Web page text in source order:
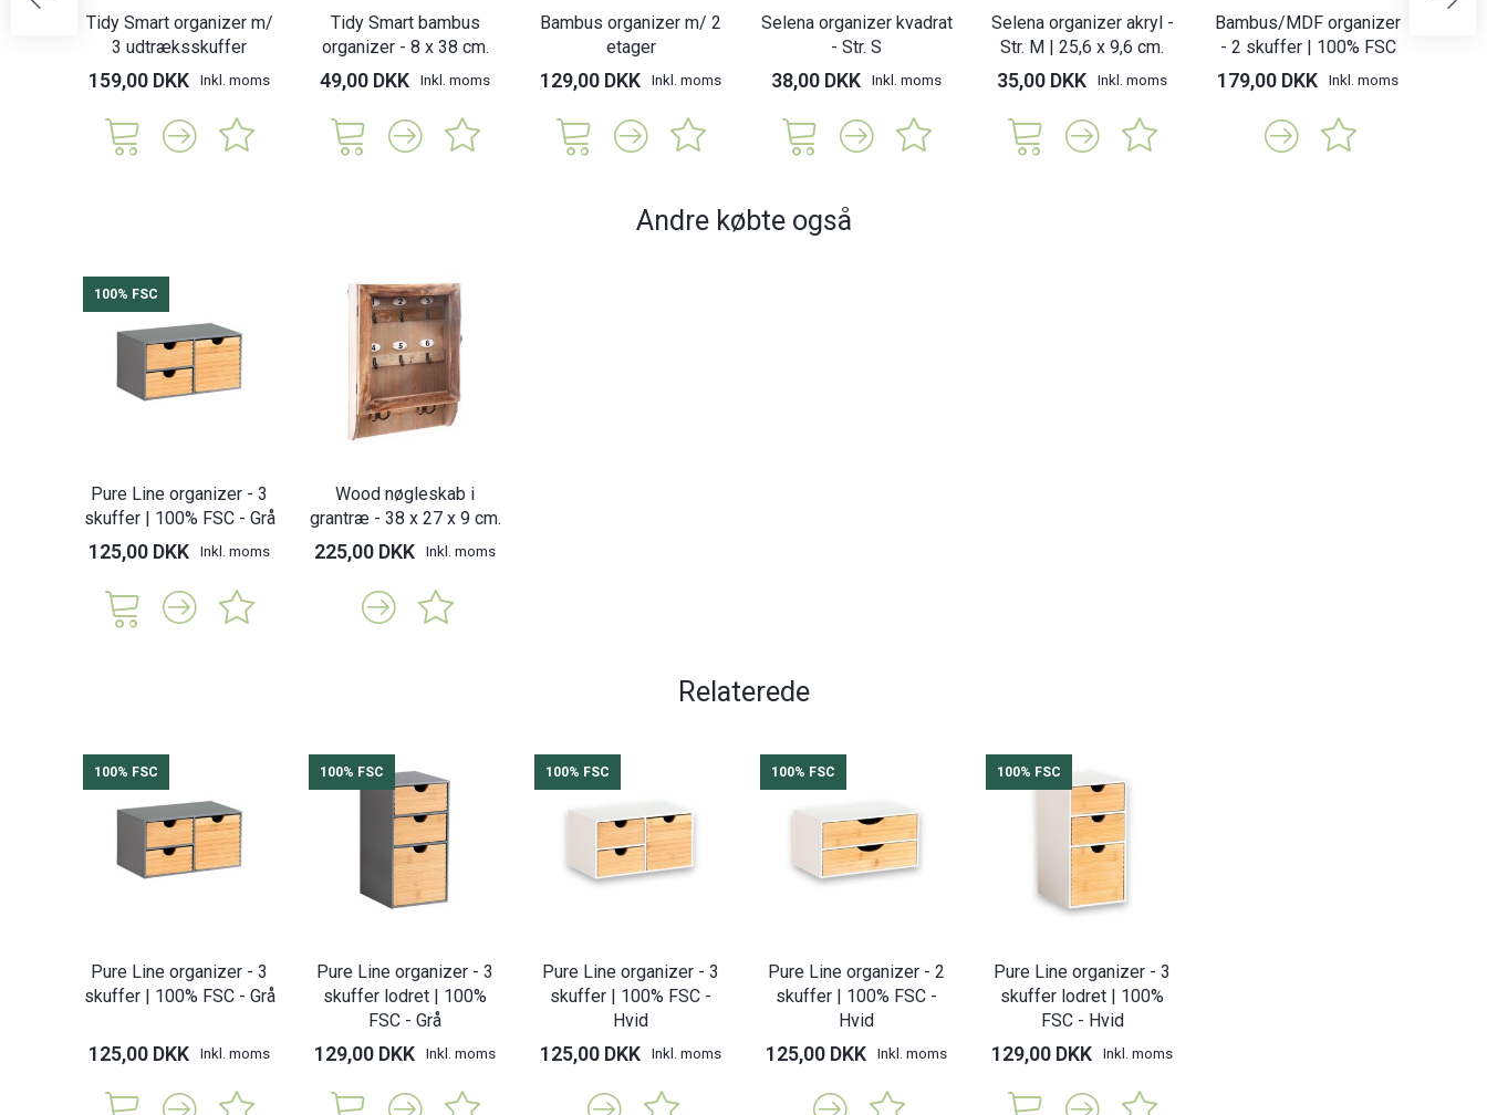
Tidy Smart organizer m/
3 udtræksskuffer
159,00 DKK Inkl. moms
Tidy Smart bambus
organizer - 8 x 38 cm.
49,00 DKK Inkl. moms
Bambus organizer m/ 2
etager
129,00 DKK Inkl. moms
Selena organizer kvadrat
- Str. S
38,00 DKK Inkl. moms
Selena organizer akryl -
Str. M | 25,6 x 9,6 cm.
35,00 DKK Inkl. moms
Bambus/MDF organizer
- 2 skuffer | 100% FSC
179,00 DKK Inkl. moms
Andre købte også
100% FSC
Pure Line organizer - 3
skuffer | 100% FSC - Grå
125,00 DKK Inkl. moms
Wood nøgleskab i
grantræ - 38 x 27 x 9 cm.
225,00 DKK Inkl. moms
Relaterede
100% FSC
Pure Line organizer - 3
skuffer | 100% FSC - Grå
125,00 DKK Inkl. moms
100% FSC
Pure Line organizer - 3
skuffer lodret | 100%
FSC - Grå
129,00 DKK Inkl. moms
100% FSC
Pure Line organizer - 3
skuffer | 100% FSC -
Hvid
125,00 DKK Inkl. moms
100% FSC
Pure Line organizer - 2
skuffer | 100% FSC -
Hvid
125,00 DKK Inkl. moms
100% FSC
Pure Line organizer - 3
skuffer lodret | 100%
FSC - Hvid
129,00 DKK Inkl. moms